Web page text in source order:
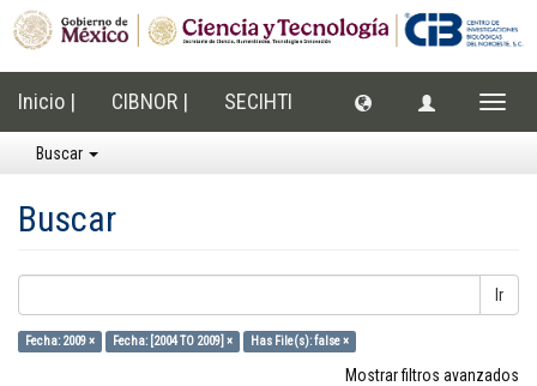
Inicio | CIBNOR | SECIHTI
Buscar
Buscar
Ir
Fecha: 2009 × Fecha: [2004 TO 2009] × Has File(s): false ×
Mostrar filtros avanzados